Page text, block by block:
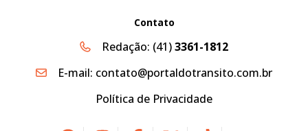
Contato
Redação: (41)3361-1812
E-mail: contato@portaldotransito.com.br
Política de Privacidade